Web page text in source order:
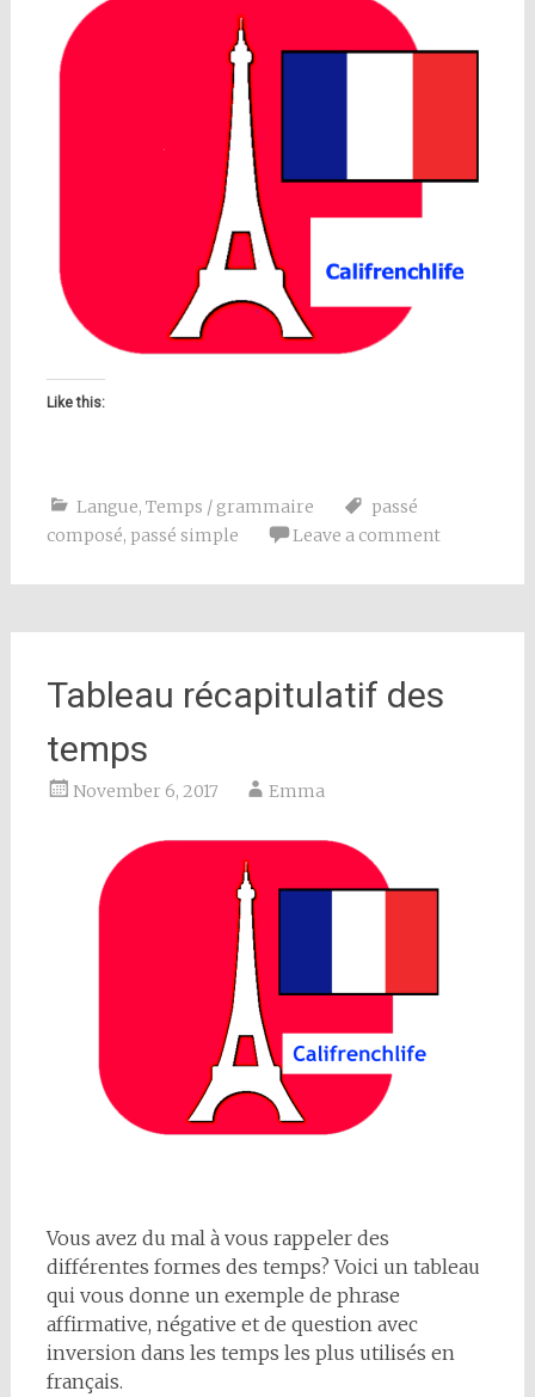
Like this:
Langue, Temps / grammaire
passé
composé, passé simple Leave a comment
Tableau récapitulatif des
temps
November 6, 2017 Emma
Vous avez du mal à vous rappeler des
différentes formes des temps? Voici un tableau
qui vous donne un exemple de phrase
affirmative, négative et de question avec
inversion dans les temps les plus utilisés en
français.